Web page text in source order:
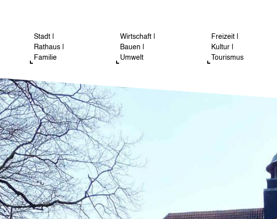
Stadt |
Rathaus |
Familie
Wirtschaft |
Bauen |
Umwelt
Freizeit |
Kultur |
Tourismus